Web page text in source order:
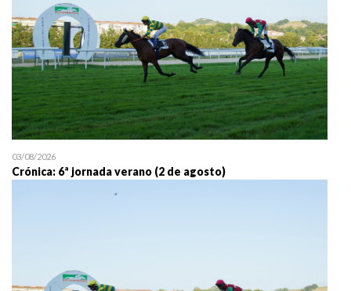
03/08/2026
Crónica: 6ª jornada verano (2 de agosto)